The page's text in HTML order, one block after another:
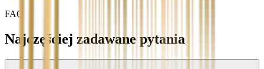
FAQ
Najczęściej zadawane pytania